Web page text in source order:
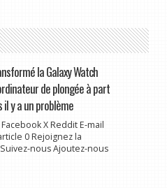
la Galaxy Watch
de plongée à part
y a un problème
X Reddit E-mail
0 Rejoignez la
nous Ajoutez-nous